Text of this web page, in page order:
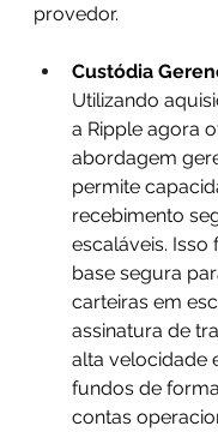
provedor.
Custódia
Utilizando
a Ripple agora
abordagem
permite
recebimento
escaláveis. Isso
base segura
carteiras em
assinatura de
alta velocidade
fundos de
contas